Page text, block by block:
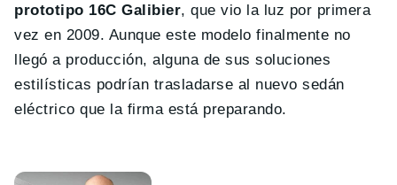
prototipo 16C Galibier, que vio la luz por primera
vez en 2009. Aunque este modelo finalmente no
llegó a producción, alguna de sus soluciones
estilísticas podrían trasladarse al nuevo sedán
eléctrico que la firma está preparando.